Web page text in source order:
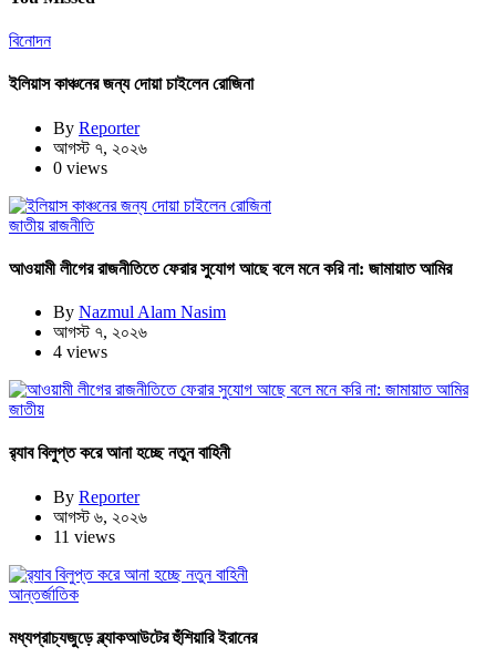
বিনোদন
ইলিয়াস কাঞ্চনের জন্য দোয়া চাইলেন রোজিনা
By Reporter
আগস্ট ৭, ২০২৬
0 views
জাতীয় রাজনীতি
আওয়ামী লীগের রাজনীতিতে ফেরার সুযোগ আছে বলে মনে করি না: জামায়াত আমির
By Nazmul Alam Nasim
আগস্ট ৭, ২০২৬
4 views
জাতীয়
র‍্যাব বিলুপ্ত করে আনা হচ্ছে নতুন বাহিনী
By Reporter
আগস্ট ৬, ২০২৬
11 views
আন্তর্জাতিক
মধ্যপ্রাচ্যজুড়ে ব্ল্যাকআউটের হুঁশিয়ারি ইরানের